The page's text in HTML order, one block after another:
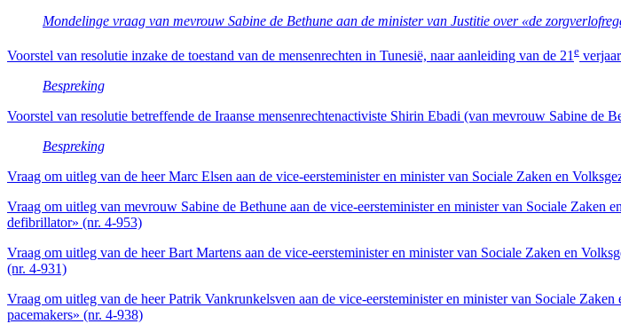
Mondelinge vraag van mevrouw Sabine de Bethune aan de minister van Justitie over «de
Voorstel van resolutie inzake de toestand van de mensenrechten in Tunesië, naar aanleiding van de 21 e
Bespreking
Voorstel van resolutie betreffende de Iraanse mensenrechtenactiviste Shirin Ebadi (van mevrouw Sabine de
Bespreking
Vraag om uitleg van de heer Marc Elsen aan de vice-eersteminister en minister van Sociale Zaken en
Vraag om uitleg van mevrouw Sabine de Bethune aan de vice-eersteminister en minister van Sociale
defibrillator» (nr. 4-953)
Vraag om uitleg van de heer Bart Martens aan de vice-eersteminister en minister van Sociale Zaken en
(nr. 4-931)
Vraag om uitleg van de heer Patrik Vankrunkelsven aan de vice-eersteminister en minister van Sociale
pacemakers» (nr. 4-938)